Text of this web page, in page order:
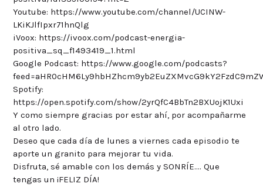
Youtube: https://www.youtube.com/channel/UCINW-
LKiKJlfIpxr71hnQlg
iVoox: https://ivoox.com/podcast-energia-
positiva_sq_f1493419_1.html
Google Podcast: https://www.google.com/podcasts?
Spotify:
https://open.spotify.com/show/2yrQfC4BbTn2BXUojK1Uxi
Y como siempre gracias por estar ahí, por acompañarme
al otro lado.
Deseo que cada día de lunes a viernes cada episodio te
aporte un granito para mejorar tu vida.
Disfruta, sé amable con los demás y SONRÍE…. Que
tengas un ¡FELIZ DÍA!